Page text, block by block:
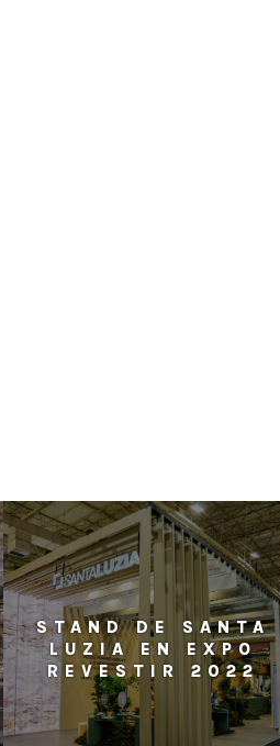
STAND DE SANTA
LUZIA EN EXPO
REVESTIR 2022